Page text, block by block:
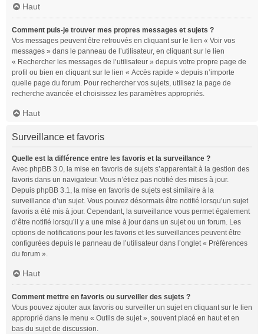
Haut
Comment puis-je trouver mes propres messages et sujets ?
Vos messages peuvent être retrouvés en cliquant sur le lien « Voir vos
messages » dans le panneau de l’utilisateur, en cliquant sur le lien
« Rechercher les messages de l’utilisateur » depuis votre propre page de
profil ou bien en cliquant sur le lien « Accès rapide » depuis n’importe
quelle page du forum. Pour rechercher vos sujets, utilisez la page de
recherche avancée et choisissez les paramètres appropriés.
Haut
Surveillance et favoris
Quelle est la différence entre les favoris et la surveillance ?
Avec phpBB 3.0, la mise en favoris de sujets s’apparentait à la gestion des
favoris dans un navigateur. Vous n’étiez pas notifié des mises à jour.
Depuis phpBB 3.1, la mise en favoris de sujets est similaire à la
surveillance d’un sujet. Vous pouvez désormais être notifié lorsqu’un sujet
favoris a été mis à jour. Cependant, la surveillance vous permet également
d’être notifié lorsqu’il y a une mise à jour dans un sujet ou un forum. Les
options de notifications pour les favoris et les surveillances peuvent être
configurées depuis le panneau de l’utilisateur dans l’onglet « Préférences
du forum ».
Haut
Comment mettre en favoris ou surveiller des sujets ?
Vous pouvez ajouter aux favoris ou surveiller un sujet en cliquant sur le lien
approprié dans le menu « Outils de sujet », souvent placé en haut et en
bas du sujet de discussion.